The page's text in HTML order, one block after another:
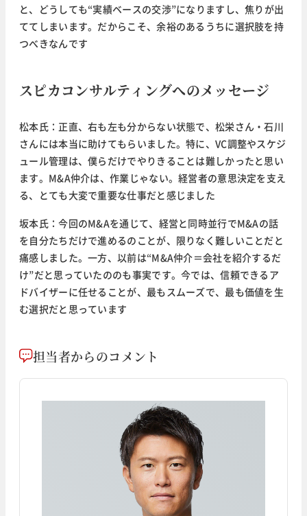
と、どうしても“実績ベースの交渉”になりますし、焦りが出
ててしまいます。だからこそ、余裕のあるうちに選択肢を持
つべきなんです
スピカコンサルティングへのメッセージ
松本氏：正直、右も左も分からない状態で、松栄さん・石川
さんには本当に助けてもらいました。特に、VC調整やスケジ
ュール管理は、僕らだけでやりきることは難しかったと思い
ます。M&A仲介は、作業じゃない。経営者の意思決定を支え
る、とても大変で重要な仕事だと感じました
坂本氏：今回のM&Aを通じて、経営と同時並行でM&Aの話
を自分たちだけで進めるのことが、限りなく難しいことだと
痛感しました。一方、以前は“M&A仲介＝会社を紹介するだ
け”だと思っていたののも事実です。今では、信頼できるア
ドバイザーに任せることが、最もスムーズで、最も価値を生
む選択だと思っています
担当者からのコメント